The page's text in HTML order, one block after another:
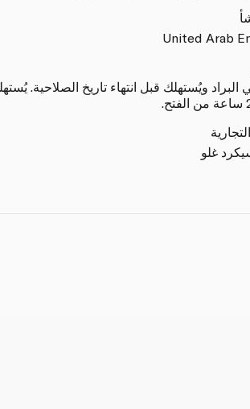
United Arab
ويُستهلك قبل انتهاء تاريخ الصلاحية.
غلو